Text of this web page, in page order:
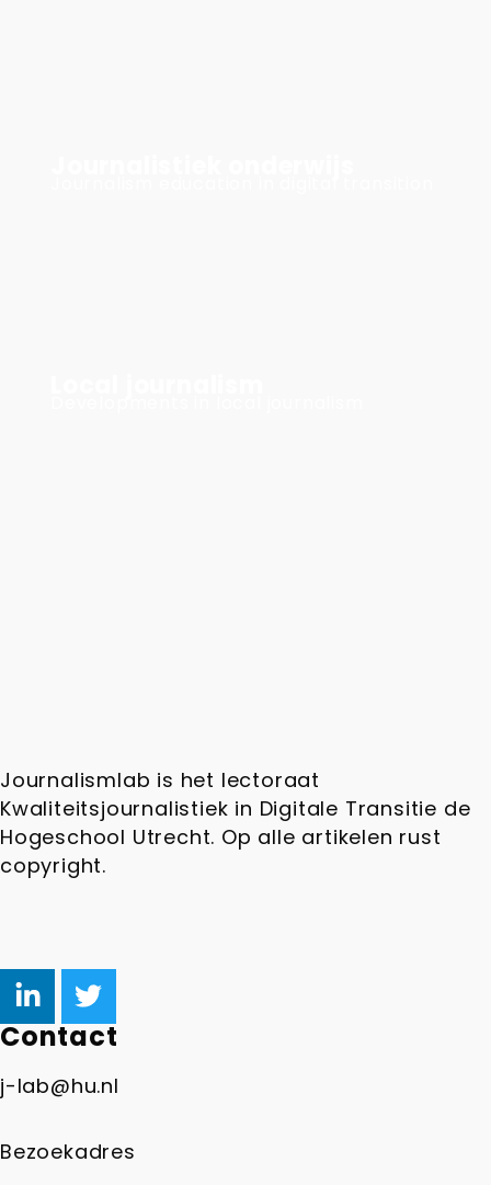
Journalismlab is het lectoraat
Kwaliteitsjournalistiek in Digitale Transitie de
Hogeschool Utrecht. Op alle artikelen rust
copyright.
Contact
j-lab@hu.nl
Bezoekadres